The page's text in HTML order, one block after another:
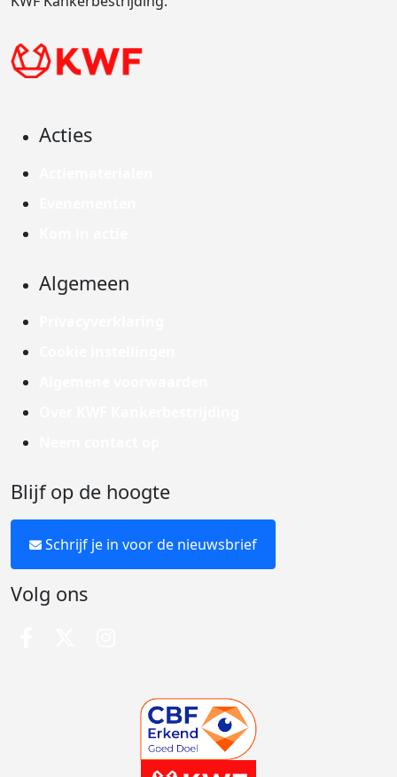
Acties
Algemeen
Blijf op de hoogte
Schrijf je in voor de nieuwsbrief
Volg ons